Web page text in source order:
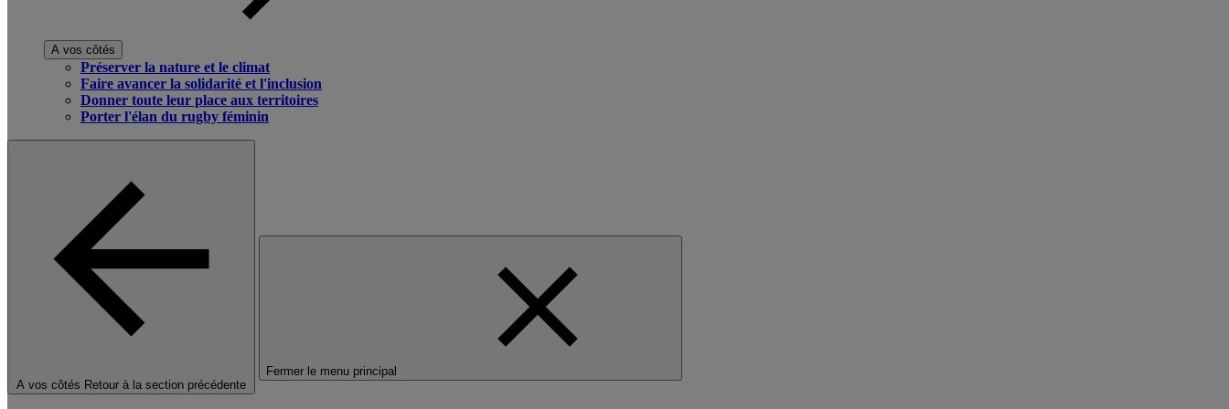
A vos côtés
Préserver la nature et le climat
Faire avancer la solidarité et l'inclusion
Donner toute leur place aux territoires
Porter l'élan du rugby féminin
A vos côtés Retour à la section précédente
Fermer le menu principal